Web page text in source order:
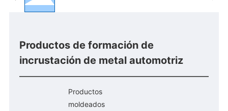
Productos de formación de
incrustación de metal automotriz
Productos
moldeados